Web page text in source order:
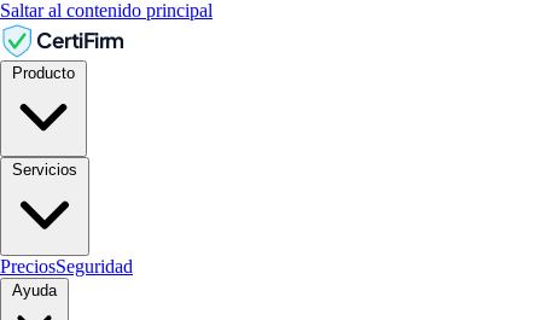
Saltar al contenido principal
CertiFirm
PreciosSeguridad
Ayuda